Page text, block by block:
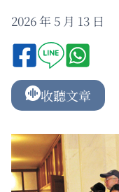
2026 年 5 月 13 日
收聽文章